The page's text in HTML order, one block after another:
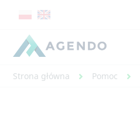
Strona główna Pomoc